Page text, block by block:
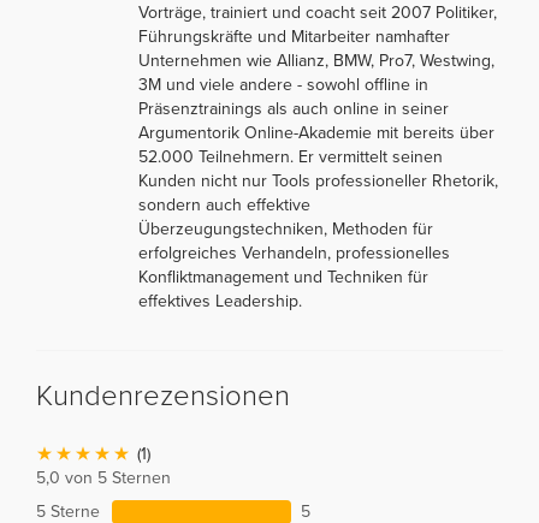
Vorträge, trainiert und coacht seit 2007 Politiker,
Führungskräfte und Mitarbeiter namhafter
Unternehmen wie Allianz, BMW, Pro7, Westwing,
3M und viele andere - sowohl offline in
Präsenztrainings als auch online in seiner
Argumentorik Online-Akademie mit bereits über
52.000 Teilnehmern. Er vermittelt seinen
Kunden nicht nur Tools professioneller Rhetorik,
sondern auch effektive
Überzeugungstechniken, Methoden für
erfolgreiches Verhandeln, professionelles
Konfliktmanagement und Techniken für
effektives Leadership.
Kundenrezensionen
(1)
5,0 von 5 Sternen
5 Sterne
5